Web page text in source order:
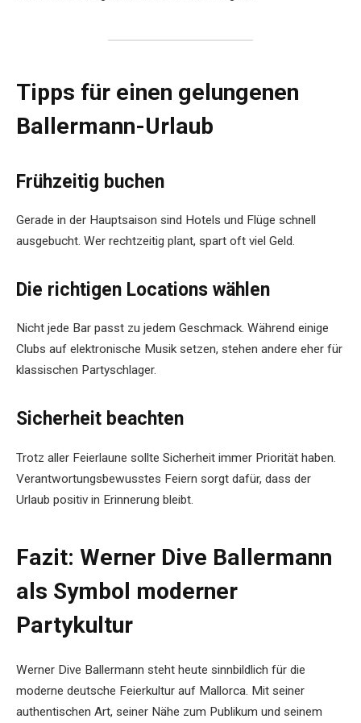
Tipps für einen gelungenen
Ballermann-Urlaub
Frühzeitig buchen
Gerade in der Hauptsaison sind Hotels und Flüge schnell
ausgebucht. Wer rechtzeitig plant, spart oft viel Geld.
Die richtigen Locations wählen
Nicht jede Bar passt zu jedem Geschmack. Während einige
Clubs auf elektronische Musik setzen, stehen andere eher für
klassischen Partyschlager.
Sicherheit beachten
Trotz aller Feierlaune sollte Sicherheit immer Priorität haben.
Verantwortungsbewusstes Feiern sorgt dafür, dass der
Urlaub positiv in Erinnerung bleibt.
Fazit: Werner Dive Ballermann
als Symbol moderner
Partykultur
Werner Dive Ballermann steht heute sinnbildlich für die
moderne deutsche Feierkultur auf Mallorca. Mit seiner
authentischen Art, seiner Nähe zum Publikum und seinem